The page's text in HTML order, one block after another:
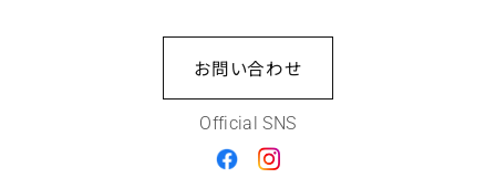
お問い合わせ
Official SNS